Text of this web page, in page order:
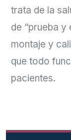
trata de la
de “prueba y
montaje y
que todo
pacientes.